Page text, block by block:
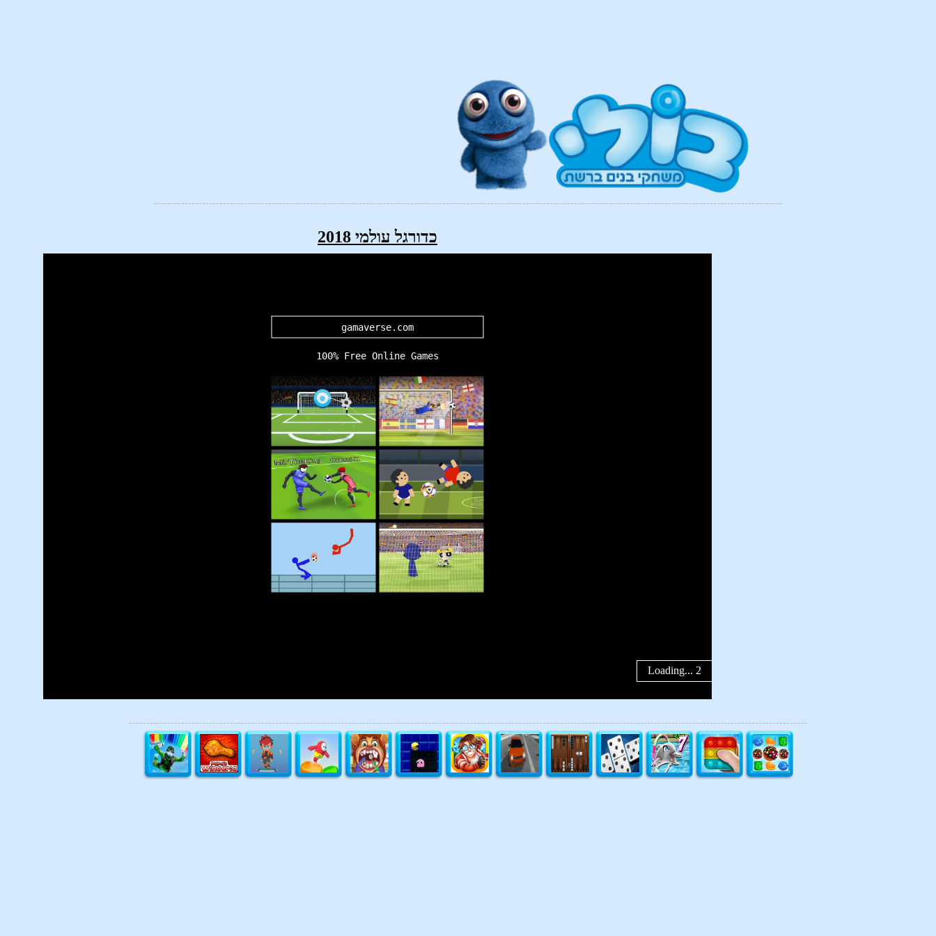
כדורגל עולמי 2018